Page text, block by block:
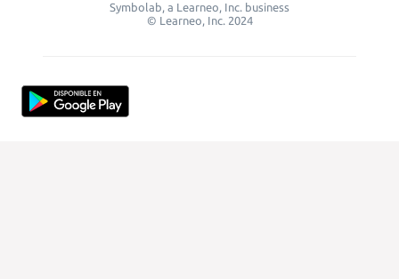
Symbolab, a Learneo, Inc. business
© Learneo, Inc. 2024